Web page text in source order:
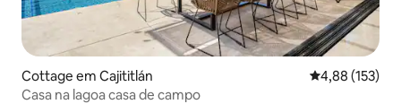
Cottage em Cajititlán Classificação
4,88 (153)
Casa na lagoa casa de campo